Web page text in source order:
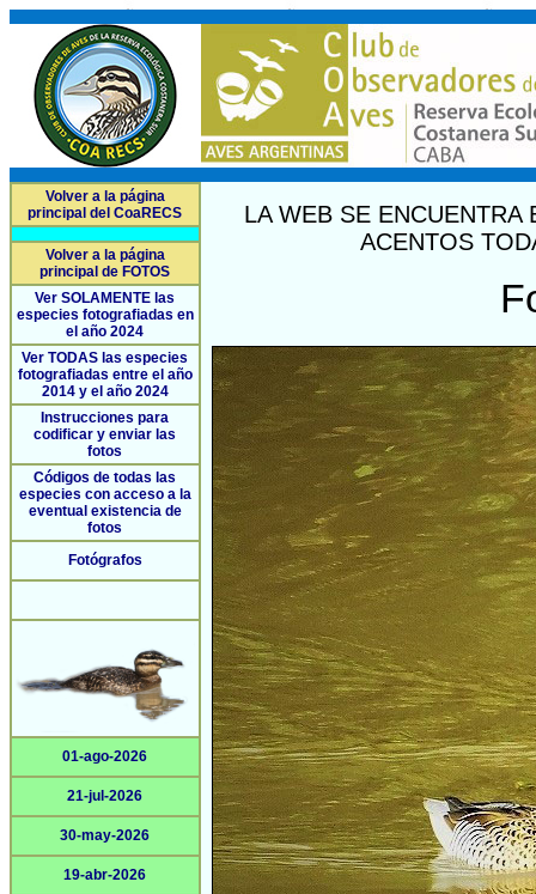
Volver a la página
principal del CoaRECS
Volver a la página
principal de FOTOS
Ver SOLAMENTE las
especies fotografiadas en
el año 2024
Ver TODAS las especies
fotografiadas entre el año
2014 y el año 2024
Instrucciones para
codificar y enviar las
fotos
Códigos de todas las
especies con acceso a la
eventual existencia de
fotos
Fotógrafos
01-ago-2026
21-jul-2026
30-may-2026
19-abr-2026
LA WEB SE
ACENTOS